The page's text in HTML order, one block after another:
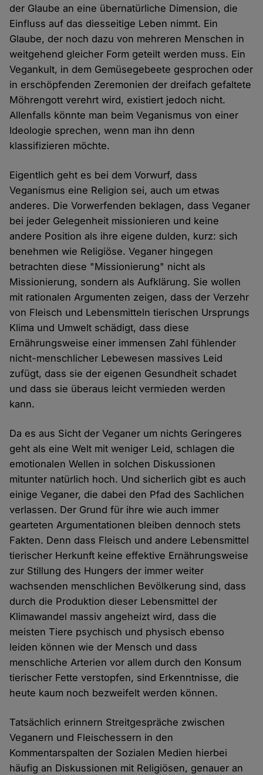
der Glaube an eine übernatürliche Dimension, die
Einfluss auf das diesseitige Leben nimmt. Ein
Glaube, der noch dazu von mehreren Menschen in
weitgehend gleicher Form geteilt werden muss. Ein
Vegankult, in dem Gemüsegebeete gesprochen oder
in erschöpfenden Zeremonien der dreifach gefaltete
Möhrengott verehrt wird, existiert jedoch nicht.
Allenfalls könnte man beim Veganismus von einer
Ideologie sprechen, wenn man ihn denn
klassifizieren möchte.
Eigentlich geht es bei dem Vorwurf, dass
Veganismus eine Religion sei, auch um etwas
anderes. Die Vorwerfenden beklagen, dass Veganer
bei jeder Gelegenheit missionieren und keine
andere Position als ihre eigene dulden, kurz: sich
benehmen wie Religiöse. Veganer hingegen
betrachten diese "Missionierung" nicht als
Missionierung, sondern als Aufklärung. Sie wollen
mit rationalen Argumenten zeigen, dass der Verzehr
von Fleisch und Lebensmitteln tierischen Ursprungs
Klima und Umwelt schädigt, dass diese
Ernährungsweise einer immensen Zahl fühlender
nicht-menschlicher Lebewesen massives Leid
zufügt, dass sie der eigenen Gesundheit schadet
und dass sie überaus leicht vermieden werden
kann.
Da es aus Sicht der Veganer um nichts Geringeres
geht als eine Welt mit weniger Leid, schlagen die
emotionalen Wellen in solchen Diskussionen
mitunter natürlich hoch. Und sicherlich gibt es auch
einige Veganer, die dabei den Pfad des Sachlichen
verlassen. Der Grund für ihre wie auch immer
gearteten Argumentationen bleiben dennoch stets
Fakten. Denn dass Fleisch und andere Lebensmittel
tierischer Herkunft keine effektive Ernährungsweise
zur Stillung des Hungers der immer weiter
wachsenden menschlichen Bevölkerung sind, dass
durch die Produktion dieser Lebensmittel der
Klimawandel massiv angeheizt wird, dass die
meisten Tiere psychisch und physisch ebenso
leiden können wie der Mensch und dass
menschliche Arterien vor allem durch den Konsum
tierischer Fette verstopfen, sind Erkenntnisse, die
heute kaum noch bezweifelt werden können.
Tatsächlich erinnern Streitgespräche zwischen
Veganern und Fleischessern in den
Kommentarspalten der Sozialen Medien hierbei
häufig an Diskussionen mit Religiösen, genauer an